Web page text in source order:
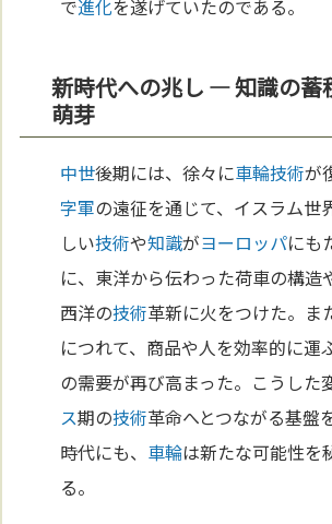
で進化を遂げていたのである。
新時代への兆し ― 知識の蓄
萌芽
中世後期には、徐々に車輪技術が
字軍の遠征を通じて、イスラム世
しい技術や知識がヨーロッパにも
に、東洋から伝わった荷車の構造
西洋の技術革新に火をつけた。ま
につれて、商品や人を効率的に運
の需要が再び高まった。こうした
ス期の技術革命へとつながる基盤
時代にも、 車輪は新たな可能性を
る。